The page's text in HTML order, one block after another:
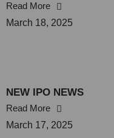
Read More
March 18, 2025
NEW IPO NEWS
Read More
March 17, 2025